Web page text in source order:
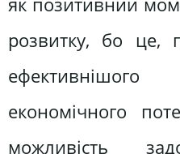
розвитку, бо це,
економічного
можливість